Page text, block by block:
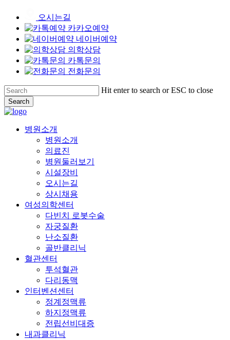
오시는길
카카오예약
네이버예약
의학상담
카톡문의
전화문의
Skip
to
main
content
Hit enter to search or ESC to close
Search
Close
Menu
병원소개
병원소개
의료진
병원둘러보기
시설장비
오시는길
상시채용
여성의학센터
다빈치 로봇수술
자궁질환
난소질환
골반클리닉
혈관센터
투석혈관
다리동맥
인터벤션센터
정계정맥류
하지정맥류
전립선비대증
내과클리닉